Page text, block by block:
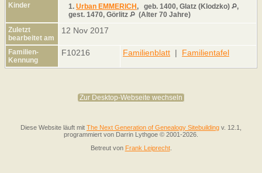
Kinder 1. Urban EMMERICH, geb. 1400, Glatz (Klodzko)
,
gest. 1470, Görlitz
(Alter 70 Jahre)
Zuletzt
bearbeitet am
12 Nov 2017
Familien-
Kennung
F10216 Familienblatt | Familientafel
Zur Desktop-Webseite wechseln
Diese Website läuft mit The Next Generation of Genealogy Sitebuilding v. 12.1,
programmiert von Darrin Lythgoe © 2001-2026.
Betreut von Frank Leiprecht.